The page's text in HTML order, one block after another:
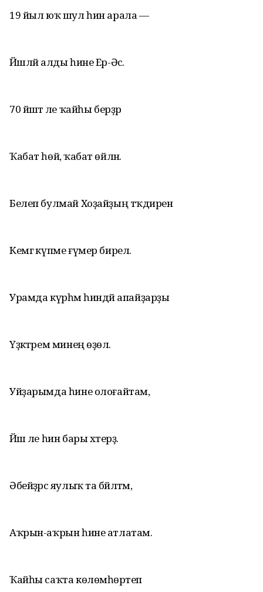
19 йыл юҡ шул һин арала —
Йәшләй алды һине Ер-Әсә.
70 йәштә әле ҡайһы берҙәр
Ҡабат һөйә, ҡабат өйләнә.
Белеп булмай Хоҙайҙың тәҡдирен
Кемгә күпме ғүмер бирелә.
Урамда күрһәм һиндәй апайҙарҙы
Үҙәктәрем минең өҙөлә.
Уйҙарымда һине олоғайтам,
Йәш әле һин бары хәтерҙә.
Әбейҙәрсә яулыҡ та бәйләтәм,
Аҡрын-аҡрын һине атлатам.
Ҡайһы саҡта көлөмһөрәтеп